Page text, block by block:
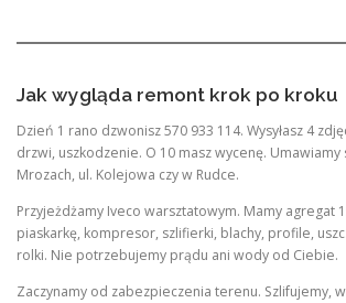
Jak wygląda remont krok po kroku
Dzień 1 rano dzwonisz 570 933 114. Wysyłasz 4
drzwi, uszkodzenie. O 10 masz wycenę. Umawiamy
Mrozach, ul. Kolejowa czy w Rudce.
Przyjeżdżamy Iveco warsztatowym. Mamy agregat
piaskarkę, kompresor, szlifierki, blachy, profile,
rolki. Nie potrzebujemy prądu ani wody od Ciebie.
Zaczynamy od zabezpieczenia terenu. Szlifujemy,